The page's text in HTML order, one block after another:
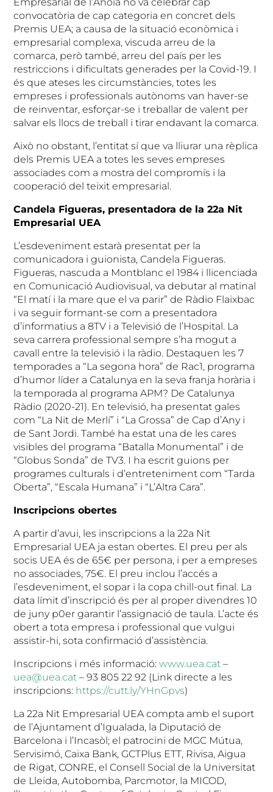
convocatòria de cap categoria en concret dels
Premis UEA; a causa de la situació econòmica i
empresarial complexa, viscuda arreu de la
comarca, però també, arreu del país per les
restriccions i dificultats generades per la Covid-19. I
és que ateses les circumstàncies, totes les
empreses i professionals autònoms van haver-se
de reinventar, esforçar-se i treballar de valent per
salvar els llocs de treball i tirar endavant la comarca.
Això no obstant, l’entitat sí que va lliurar una rèplica
dels Premis UEA a totes les seves empreses
associades com a mostra del compromís i la
cooperació del teixit empresarial.
Candela Figueras, presentadora de la 22a Nit
Empresarial UEA
L’esdeveniment estarà presentat per la
comunicadora i guionista, Candela Figueras.
Figueras, nascuda a Montblanc el 1984 i llicenciada
en Comunicació Audiovisual, va debutar al matinal
“El matí i la mare que el va parir” de Ràdio Flaixbac
i va seguir formant-se com a presentadora
d’informatius a 8TV i a Televisió de l’Hospital. La
seva carrera professional sempre s’ha mogut a
cavall entre la televisió i la ràdio. Destaquen les 7
temporades a “La segona hora” de Rac1, programa
d’humor líder a Catalunya en la seva franja horària i
la temporada al programa APM? De Catalunya
Ràdio (2020-21). En televisió, ha presentat gales
com “La Nit de Merlí” i “La Grossa” de Cap d’Any i
de Sant Jordi. També ha estat una de les cares
visibles del programa “Batalla Monumental” i de
“Globus Sonda” de TV3. I ha escrit guions per
programes culturals i d’entreteniment com “Tarda
Oberta”, “Escala Humana” i “L’Altra Cara”.
Inscripcions obertes
A partir d’avui, les inscripcions a la 22a Nit
Empresarial UEA ja estan obertes. El preu per als
socis UEA és de 65€ per persona, i per a empreses
no associades, 75€. El preu inclou l’accés a
l’esdeveniment, el sopar i la copa chill-out final. La
data límit d’inscripció és per al proper divendres 10
de juny p0er garantir l’assignació de taula. L’acte és
obert a tota empresa i professional que vulgui
assistir-hi, sota confirmació d’assistència.
Inscripcions i més informació:www.uea.cat –
uea@uea.cat – 93 805 22 92 (Link directe a les
inscripcions: https://cutt.ly/YHnGpvs)
La 22a Nit Empresarial UEA compta amb el suport
de l’Ajuntament d’Igualada, la Diputació de
Barcelona i l’Incasòl; el patrocini de MGC Mútua,
Servisimó, Caixa Bank, GCTPlus ETT, Rivisa, Aigua
de Rigat, CONRE, el Consell Social de la Universitat
de Lleida, Autobomba, Parcmotor, la MICOD,